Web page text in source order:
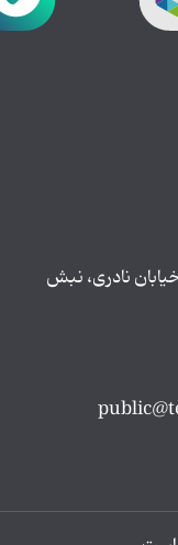
نادری، نبش